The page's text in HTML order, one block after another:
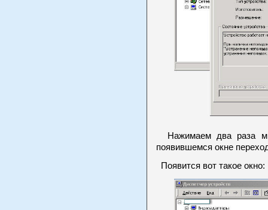
Нажимаем два раза
появившемся окне
Появится вот такое окно: